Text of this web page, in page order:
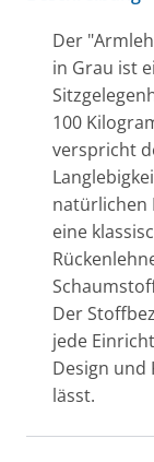
Der
in Grau ist
100
verspricht
natürlichen
eine
Der
jede
Design und
lässt.